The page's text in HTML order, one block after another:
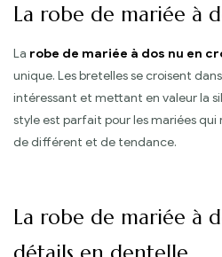
La robe de mariée à
La robe de mariée à dos nu en
unique. Les bretelles se croisent
intéressant et mettant en valeur la
style est parfait pour les mariées
de différent et de tendance.
La robe de mariée à